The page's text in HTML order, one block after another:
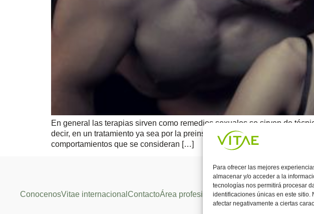
Para ofrecer las mejores
almacenar y/o acceder a la
tecnologías nos permitirá procesar
identificaciones únicas en este sitio.
afectar negativamente a ciertas
En general las terapias sirven como remedios sexuales se sirven de
decir, en un tratamiento ya sea por la preinscripción de medicamento,
comportamientos que se consideran […]
ConocenosVitae internacional ContactoÁrea profesional